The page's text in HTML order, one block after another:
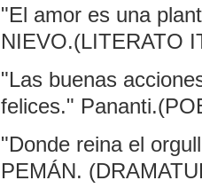
"El amor es una
NIEVO.(LITERATO
"Las buenas
felices."
"Donde reina el
PEMÁN.